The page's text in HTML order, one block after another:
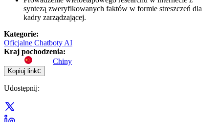
syntezą zweryfikowanych faktów w formie streszczeń dla
kadry zarządzającej.
Kategorie:
Oficjalne Chatboty AI
Kraj pochodzenia:
Chiny
Kopiuj linkC
Udostępnij: